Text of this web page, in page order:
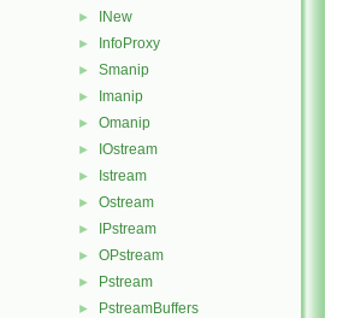
► INew
► InfoProxy
► Smanip
► Imanip
► Omanip
► IOstream
► Istream
► Ostream
► IPstream
► OPstream
► Pstream
► PstreamBuffers